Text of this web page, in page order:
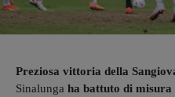
Preziosa vittoria della
Sinalunga ha battuto di misura